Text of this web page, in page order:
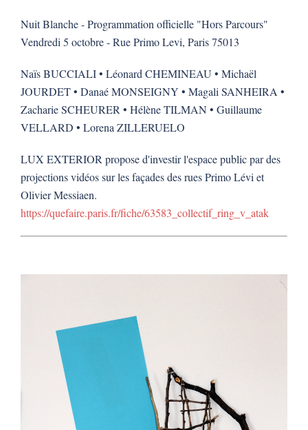
Nuit Blanche - Programmation officielle "Hors Parcours"
Vendredi 5 octobre - Rue Primo Levi, Paris 75013
Naïs BUCCIALI • Léonard CHEMINEAU • Michaël
JOURDET • Danaé MONSEIGNY • Magali SANHEIRA •
Zacharie SCHEURER • Hélène TILMAN • Guillaume
VELLARD • Lorena ZILLERUELO
LUX EXTERIOR propose d'investir l'espace public par des
projections vidéos sur les façades des rues Primo Lévi et
Olivier Messiaen.
https://quefaire.paris.fr/fiche/63583_collectif_ring_v_atak